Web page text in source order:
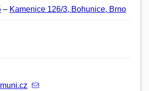
– Kamenice 126/3, Bohunice, Brno